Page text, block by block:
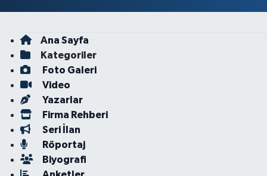
Ana Sayfa
Kategoriler
Foto Galeri
Video
Yazarlar
Firma Rehberi
Seri İlan
Röportaj
Biyografi